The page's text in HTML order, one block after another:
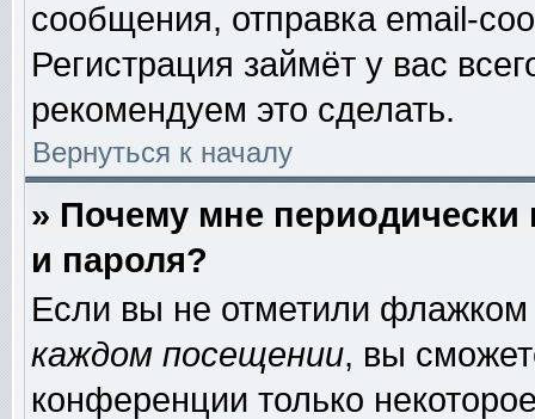
сообщения, отправка email-
Регистрация займёт у вас
рекомендуем это сделать.
Вернуться к началу
» Почему мне
и пароля?
Если вы не отметили флажком
каждом посещении, вы
конференции только